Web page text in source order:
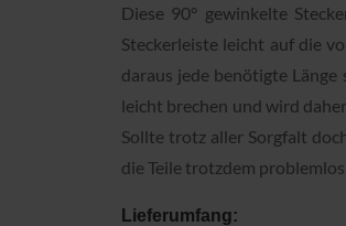
Diese 90° gewinkelte
Steckerleiste leicht auf die
daraus jede benötigte
leicht brechen und wird
Sollte trotz aller Sorgfalt
die Teile trotzdem
Lieferumfang: